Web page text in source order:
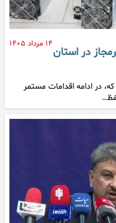
۱۴ مرداد ۱۴۰۵
غیرمجاز در استان
در ادامه اقدامات مستمر